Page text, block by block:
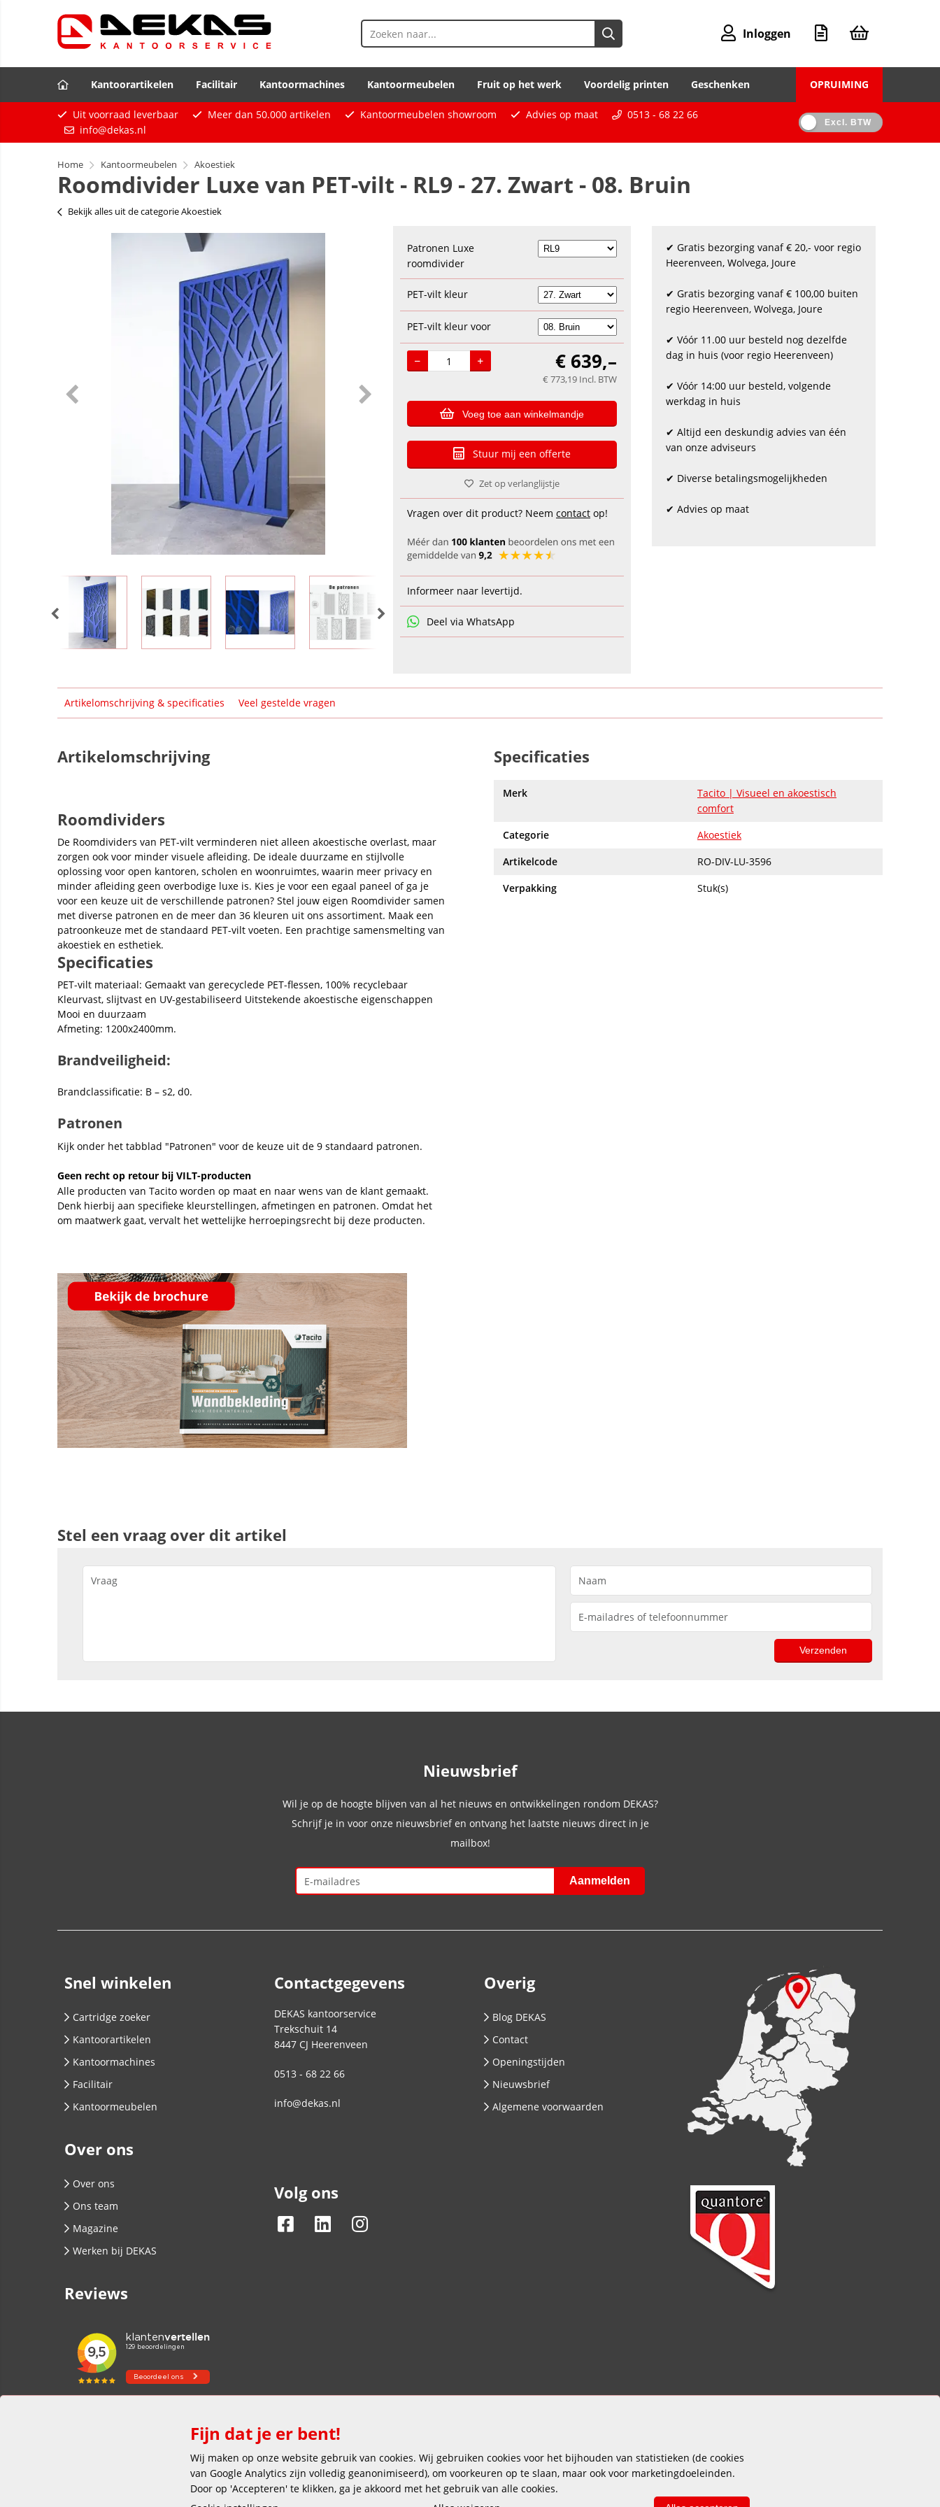
Inloggen
Kantoorartikelen Facilitair Kantoormachines Kantoormeubelen Fruit op het werk Voordelig printen Geschenken OPRUIMING
Uit voorraad leverbaar Meer dan 50.000 artikelen Kantoormeubelen showroom Advies op maat
0513 - 68 22 66
info@dekas.nl
Excl. BTW
Home Kantoormeubelen Akoestiek
Roomdivider Luxe van PET-vilt - RL9 - 27. Zwart - 08. Bruin
Bekijk alles uit de categorie Akoestiek
Patronen Luxe
roomdivider
PET-vilt kleur
PET-vilt kleur voor
€ 639,–
€ 773,19 Incl. BTW
Voeg toe aan winkelmandje
Stuur mij een offerte
Zet op verlanglijstje
Vragen over dit product? Neem contact op!
Informeer naar levertijd.
Deel via WhatsApp
✔ Gratis bezorging vanaf € 20,- voor regio
Heerenveen, Wolvega, Joure
✔ Gratis bezorging vanaf € 100,00 buiten
regio Heerenveen, Wolvega, Joure
✔ Vóór 11.00 uur besteld nog dezelfde
dag in huis (voor regio Heerenveen)
✔ Vóór 14:00 uur besteld, volgende
werkdag in huis
✔ Altijd een deskundig advies van één
van onze adviseurs
✔ Diverse betalingsmogelijkheden
✔ Advies op maat
Artikelomschrijving & specificaties Veel gestelde vragen
Artikelomschrijving
Roomdividers
De Roomdividers van PET-vilt verminderen niet alleen akoestische overlast, maar
zorgen ook voor minder visuele afleiding. De ideale duurzame en stijlvolle
oplossing voor open kantoren, scholen en woonruimtes, waarin meer privacy en
minder afleiding geen overbodige luxe is. Kies je voor een egaal paneel of ga je
voor een keuze uit de verschillende patronen? Stel jouw eigen Roomdivider samen
met diverse patronen en de meer dan 36 kleuren uit ons assortiment. Maak een
patroonkeuze met de standaard PET-vilt voeten. Een prachtige samensmelting van
akoestiek en esthetiek.
Specificaties
PET-vilt materiaal: Gemaakt van gerecyclede PET-flessen, 100% recyclebaar
Kleurvast, slijtvast en UV-gestabiliseerd Uitstekende akoestische eigenschappen
Mooi en duurzaam
Afmeting: 1200x2400mm.
Brandveiligheid:
Brandclassificatie: B – s2, d0.
Patronen
Kijk onder het tabblad "Patronen" voor de keuze uit de 9 standaard patronen.
Geen recht op retour bij VILT-producten
Alle producten van Tacito worden op maat en naar wens van de klant gemaakt.
Denk hierbij aan specifieke kleurstellingen, afmetingen en patronen. Omdat het
om maatwerk gaat, vervalt het wettelijke herroepingsrecht bij deze producten.
Specificaties
Merk
Tacito | Visueel en akoestisch
comfort
Categorie
Akoestiek
Artikelcode
RO-DIV-LU-3596
Verpakking
Stuk(s)
Stel een vraag over dit artikel
Nieuwsbrief
Wil je op de hoogte blijven van al het nieuws en ontwikkelingen rondom DEKAS?
Schrijf je in voor onze nieuwsbrief en ontvang het laatste nieuws direct in je
mailbox!
Snel winkelen
Cartridge zoeker
Kantoorartikelen
Kantoormachines
Facilitair
Kantoormeubelen
Over ons
Over ons
Ons team
Magazine
Werken bij DEKAS
Reviews
Contactgegevens
DEKAS kantoorservice
Trekschuit 14
8447 CJ Heerenveen
0513 - 68 22 66
info@dekas.nl
Volg ons
Overig
Blog DEKAS
Contact
Openingstijden
Nieuwsbrief
Algemene voorwaarden
Fijn dat je er bent!
Wij maken op onze website gebruik van cookies. Wij gebruiken cookies voor het bijhouden van statistieken (de cookies
van Google Analytics zijn volledig geanonimiseerd), om voorkeuren op te slaan, maar ook voor marketingdoeleinden.
Door op 'Accepteren' te klikken, ga je akkoord met het gebruik van alle cookies.